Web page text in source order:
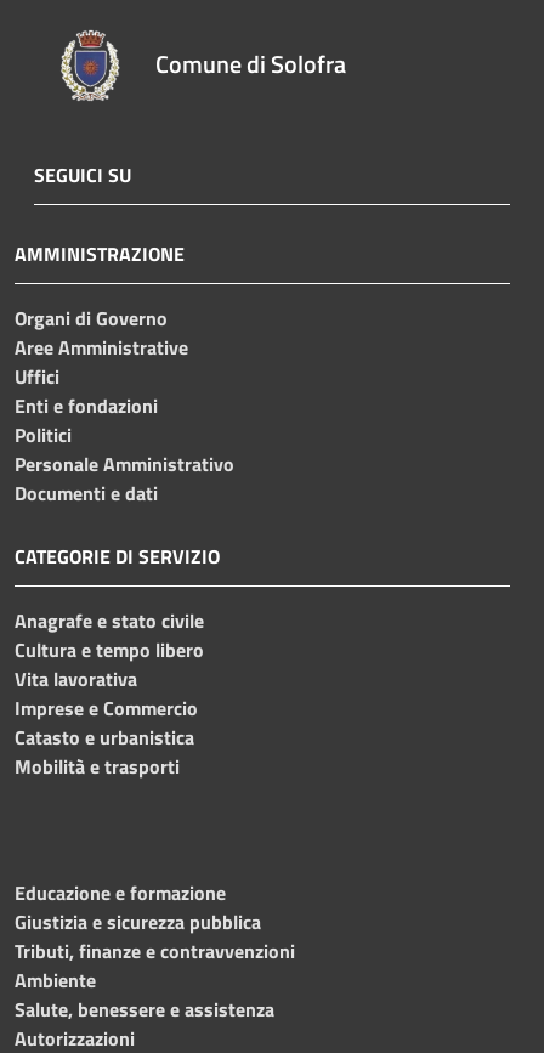
Comune di Solofra
SEGUICI SU
AMMINISTRAZIONE
Organi di Governo
Aree Amministrative
Uffici
Enti e fondazioni
Politici
Personale Amministrativo
Documenti e dati
CATEGORIE DI SERVIZIO
Anagrafe e stato civile
Cultura e tempo libero
Vita lavorativa
Imprese e Commercio
Catasto e urbanistica
Mobilità e trasporti
Educazione e formazione
Giustizia e sicurezza pubblica
Tributi, finanze e contravvenzioni
Ambiente
Salute, benessere e assistenza
Autorizzazioni